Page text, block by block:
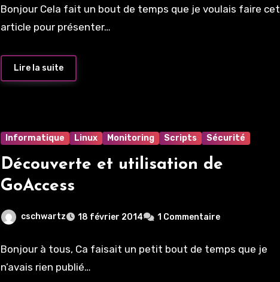
Bonjour Cela fait un bout de temps que je voulais faire cet
article pour présenter…
Lire la suite
Informatique Linux Monitoring Scripts Sécurité
Découverte et utilisation de
GoAccess
cschwartz 18 février 2014 1 Commentaire
Bonjour à tous, Ca faisait un petit bout de temps que je
n’avais rien publié…